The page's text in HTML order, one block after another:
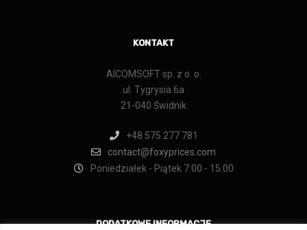
KONTAKT
AICOMSOFT sp. z o. o.
ul. Tygrysia 6a
21-040 Świdnik
+48 575 277 781
contact@foxyprices.com
Poniedziałek - Piątek 7:00 - 15:00
DODATKOWE INFORMACJE